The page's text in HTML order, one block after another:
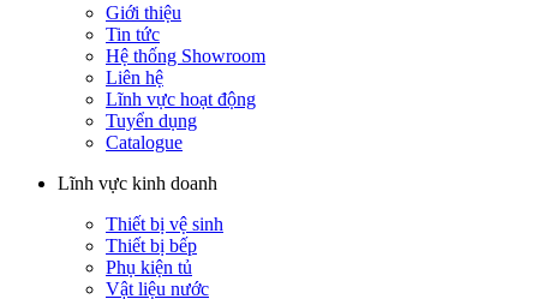
Giới thiệu
Tin tức
Hệ thống Showroom
Liên hệ
Lĩnh vực hoạt động
Tuyển dụng
Catalogue
Lĩnh vực kinh doanh
Thiết bị vệ sinh
Thiết bị bếp
Phụ kiện tủ
Vật liệu nước